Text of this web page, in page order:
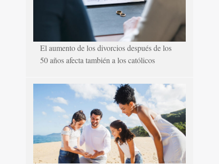
El aumento de los divorcios después de los
50 años afecta también a los católicos